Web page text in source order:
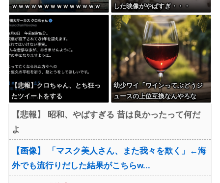
ｗｗｗｗｗｗｗｗｗｗｗｗｗｗ
ｗｗ
した映像がやばすぎ・・・
【悲報】クロちゃん、とち狂っ
たツイートをする
幼少ワイ「ワインってぶどうジ
ュースの上位互換なんやろな
【悲報】 昭和、やばすぎる 昔は良かったって何だ
よ
【画像】 「マスク美人さん、また我々を欺く」←海
外でも流行りだした結果がこちらw...